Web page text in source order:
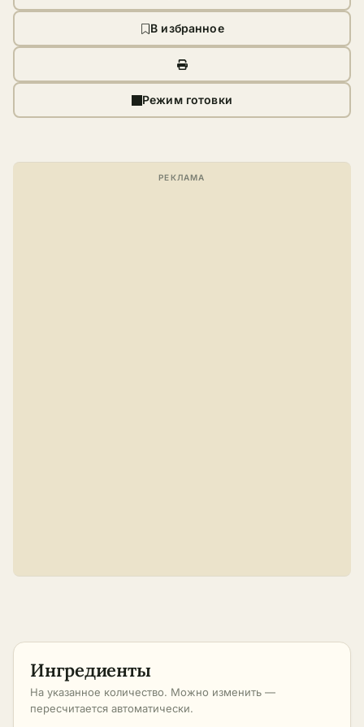
В избранное
Режим готовки
Ингредиенты
На указанное количество. Можно изменить —
пересчитается автоматически.